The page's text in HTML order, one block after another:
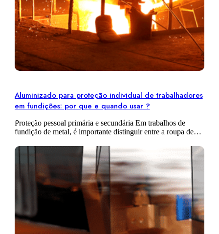
Aluminizado para proteção individual de trabalhadores
em fundições: por que e quando usar ?
Proteção pessoal primária e secundária Em trabalhos de
fundição de metal, é importante distinguir entre a roupa de
proteção pessoal primária…